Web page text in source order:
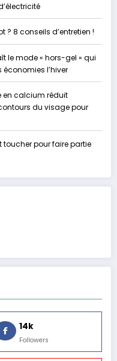
? 8 conseils d’entretien !
le mode « hors-gel » qui
l’hiver
en calcium réduit
du visage pour
toucher pour faire partie
14k
Followers